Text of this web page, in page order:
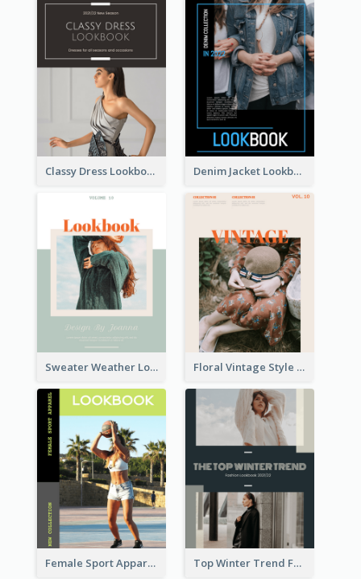
Classy Dress Lookbook Denim Jacket Lookbook
Sweater Weather Lookbook Floral Vintage Style Lookbook
Female Sport Apparel Lookbook Top Winter Trend Fashion Lookbook